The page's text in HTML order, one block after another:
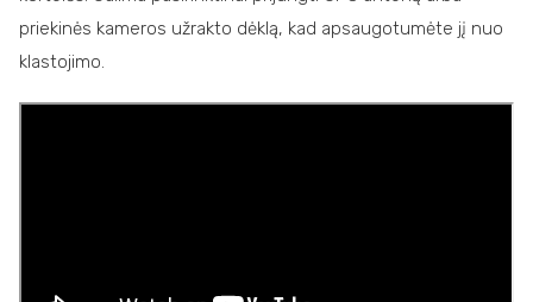
priekinės kameros užrakto dėklą, kad apsaugotumėte jį nuo
klastojimo.